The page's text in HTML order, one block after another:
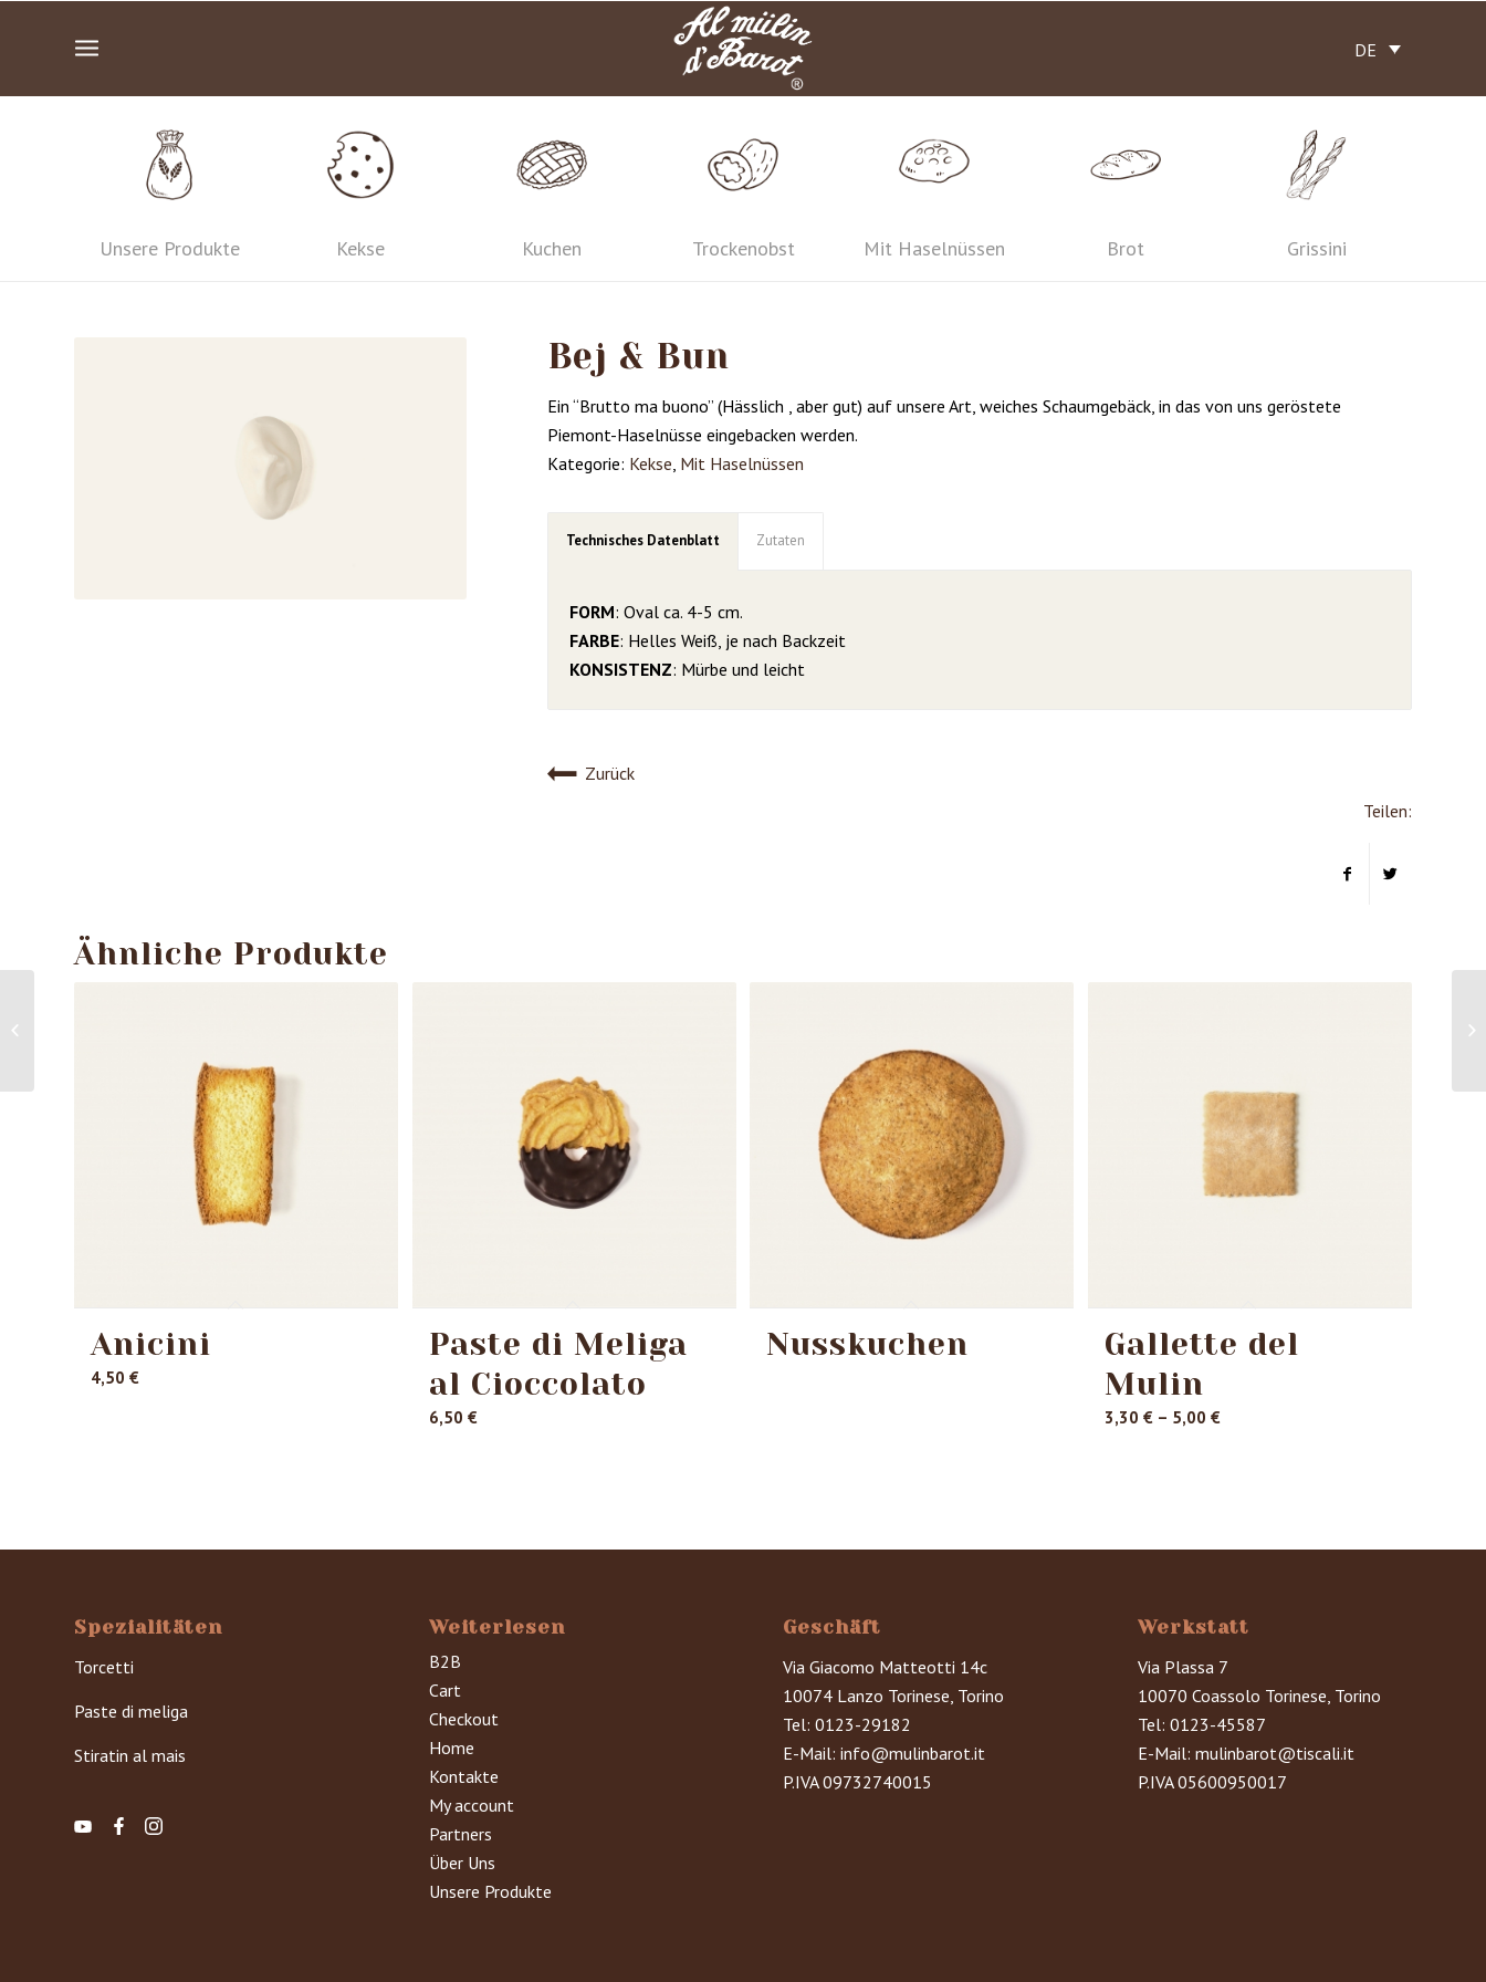
DE
Unsere Produkte Kekse Kuchen Trockenobst Mit Haselnüssen Brot Grissini
Bej & Bun
Ein “Brutto ma buono” (Hässlich , aber gut) auf unsere Art, weiches Schaumgebäck, in das von uns geröstete
Piemont-Haselnüsse eingebacken werden.
Kategorie: Kekse, Mit Haselnüssen
Technisches Datenblatt Zutaten
FORM: Oval ca. 4-5 cm.
FARBE: Helles Weiß, je nach Backzeit
KONSISTENZ: Mürbe und leicht
Zurück
Teilen:
Ähnliche Produkte
Anicini
4,50 €
Paste di Meliga
al Cioccolato
6,50 €
Nusskuchen
Gallette del
Mulin
3,30 € – 5,00 €Preisspanne:
Spezialitäten
Torcetti
Paste di meliga
Stiratin al mais
Weiterlesen
B2B
Cart
Checkout
Home
Kontakte
My account
Partners
Über Uns
Unsere Produkte
Geschäft
Via Giacomo Matteotti 14c
10074 Lanzo Torinese, Torino
Tel:0123-29182
E-Mail:info@mulinbarot.it
P.IVA 09732740015
Werkstatt
Via Plassa 7
10070 Coassolo Torinese, Torino
Tel: 0123-45587
E-Mail: mulinbarot@tiscali.it
P.IVA 05600950017